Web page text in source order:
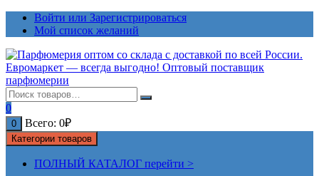
ПерейтиВойти или Зарегистрироваться
Мой список желаний
0
0 Всего: 0₽
Категории товаров
ПОЛНЫЙ КАТАЛОГ перейти >